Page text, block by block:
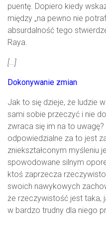
puentę. Dopiero kiedy
między „na pewno nie
absurdalność tego
Raya.
[…]
Dokonywanie zmian
Jak to się dzieje, że ludzie
sami sobie przeczyć i nie
zwraca się im na to
odpowiedzialne za to jest
zniekształconym myśleniu
spowodowane silnym
ktoś zaprzecza
swoich nawykowych
że rzeczywistość jest taka,
w bardzo trudny dla niego